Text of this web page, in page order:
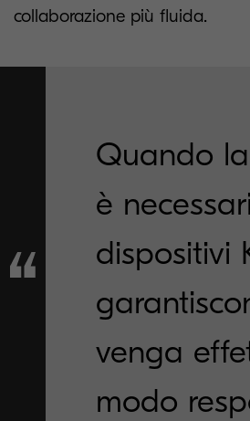
collaborazione più fluida.
Quando
è
dispositivi
venga
modo